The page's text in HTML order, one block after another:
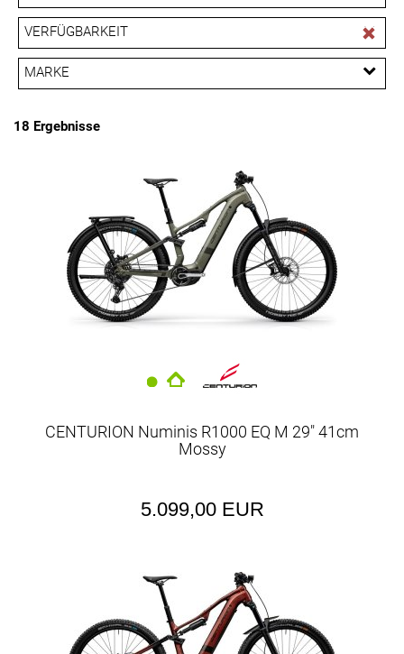
EUR
PREISFILTER ANWENDEN
VERFÜGBARKEIT
MARKE
18 Ergebnisse
CENTURION Numinis R1000 EQ M 29" 41cm
Mossy
5.099,00 EUR